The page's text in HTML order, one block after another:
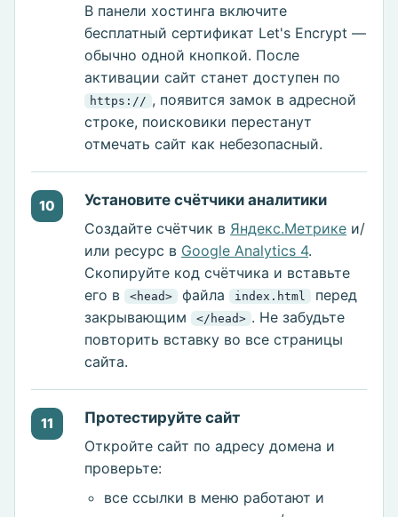
В панели хостинга включите
бесплатный сертификат Let's Encrypt —
обычно одной кнопкой. После
активации сайт станет доступен по
https:// , появится замок в адресной
строке, поисковики перестанут
отмечать сайт как небезопасный.
10
Установите счётчики аналитики
Создайте счётчик в Яндекс.Метрике и/
или ресурс в Google Analytics 4.
Скопируйте код счётчика и вставьте
его в
<head> файла index.html
перед
закрывающим
</head> . Не забудьте
повторить вставку во все страницы
сайта.
11
Протестируйте сайт
Откройте сайт по адресу домена и
проверьте:
все ссылки в меню работают и